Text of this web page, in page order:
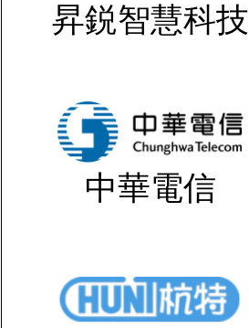
昇鋭智慧科技
中華電信